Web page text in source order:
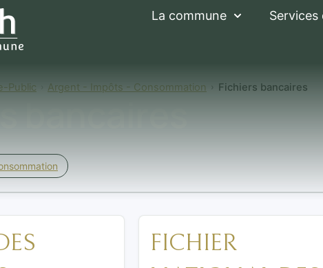
La commune
Public Argent - Impôts - Consommation Fichiers bancaires
bancaires
FICHIER